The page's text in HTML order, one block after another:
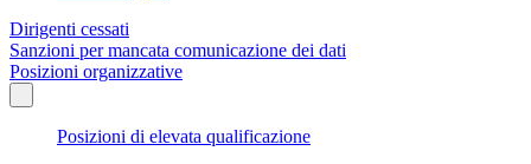
Dirigenti cessati
Sanzioni per mancata comunicazione dei dati
Posizioni organizzative
Posizioni di elevata qualificazione